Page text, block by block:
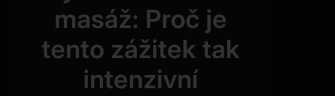
masáž: Proč je
tento zážitek tak
intenzivní